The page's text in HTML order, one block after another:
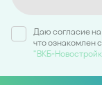
Даю согласие
что ознакомлен c
"ВКБ-